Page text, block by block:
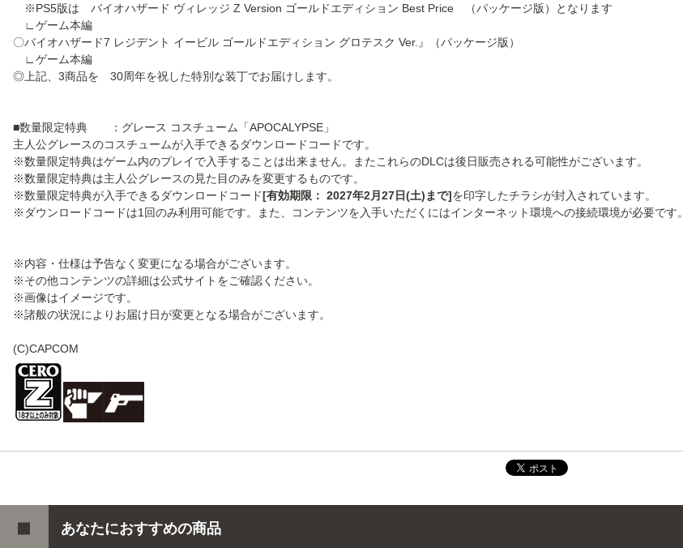
※PS5版は バイオハザード ヴィレッジ Z Version ゴールドエディション Best Price （パッケージ版）となります
∟ゲーム本編
〇バイオハザード7 レジデント イービル ゴールドエディション グロテスク Ver.』（パッケージ版）
∟ゲーム本編
◎上記、3商品を 30周年を祝した特別な装丁でお届けします。
■数量限定特典 ：グレース コスチューム「APOCALYPSE」
主人公グレースのコスチュームが入手できるダウンロードコードです。
※数量限定特典はゲーム内のプレイで入手することは出来ません。またこれらのDLCは後日販売される可能性がございます。
※数量限定特典は主人公グレースの見た目のみを変更するものです。
※数量限定特典が入手できるダウンロードコード[有効期限： 2027年2月27日(土)まで]を印字したチラシが封入されています。
※ダウンロードコードは1回のみ利用可能です。また、コンテンツを入手いただくにはインターネット環境への接続環境が必要です。
※内容・仕様は予告なく変更になる場合がございます。
※その他コンテンツの詳細は公式サイトをご確認ください。
※画像はイメージです。
※諸般の状況によりお届け日が変更となる場合がございます。
(C)CAPCOM
あなたにおすすめの商品